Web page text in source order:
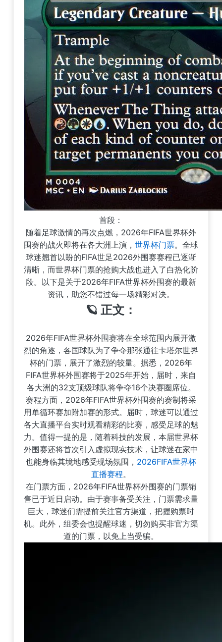
首段：
随着足球激情的再次点燃，2026年FIFA世界杯外
围赛的战火即将在各大洲上演， 世界杯门票。全球
球迷翘首以盼的FIFA世足2026外围赛赛程已逐渐
清晰，而世界杯门票的抢购大战也进入了白热化阶
段。以下是关于2026年FIFA世界杯外围赛的最新
资讯，助您不错过每一场精彩对决。
🪐 正文：
2026年FIFA世界杯外围赛将在全球范围内展开激
烈的角逐，各国球队为了争夺那张通往卡塔尔世界
杯的门票，展开了激烈的较量。据悉，2026年
FIFA世界杯外围赛将于2025年开始，届时，来自
各大洲的32支顶级球队将争夺16个决赛圈席位。
赛程方面，2026年FIFA世界杯外围赛的赛制将采
用单循环赛加附加赛的形式。届时，球迷可以通过
各大直播平台实时观看精彩的比赛，感受足球的魅
力。值得一提的是，随着科技的发展，本届世界杯
外围赛还将首次引入虚拟现实技术，让球迷在家中
也能身临其境地感受现场氛围， 2026FIFA世界杯
直播赛程。
在门票方面，2026年FIFA世界杯外围赛的门票销
售已于近日启动。由于赛事备受关注，门票需求量
巨大，球迷们需提前关注官方渠道，把握购票时
机。此外，组委会也提醒球迷，切勿购买非官方渠
道的门票，以免上当受骗。